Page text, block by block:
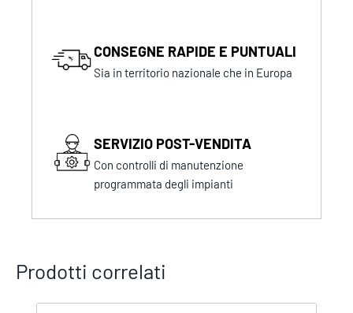
CONSEGNE RAPIDE E PUNTUALI
Sia in territorio nazionale che in Europa
SERVIZIO POST-VENDITA
Con controlli di manutenzione
programmata degli impianti
Prodotti correlati